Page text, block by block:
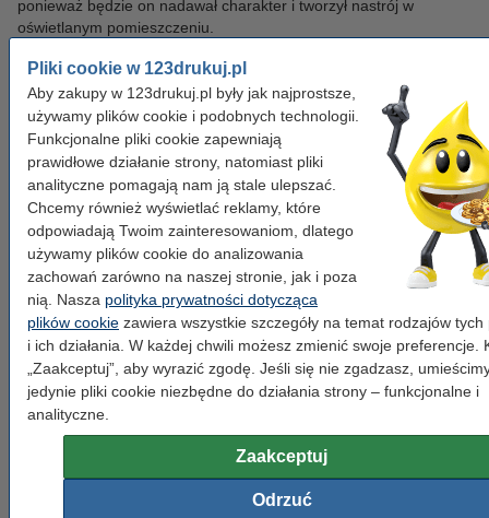
Pliki cookie w 123drukuj.pl
Aby zakupy w 123drukuj.pl były jak najprostsze,
używamy plików cookie i podobnych technologii.
Funkcjonalne pliki cookie zapewniają
prawidłowe działanie strony, natomiast pliki
analityczne pomagają nam ją stale ulepszać.
Chcemy również wyświetlać reklamy, które
odpowiadają Twoim zainteresowaniom, dlatego
używamy plików cookie do analizowania
zachowań zarówno na naszej stronie, jak i poza
nią. Nasza polityka prywatności dotycząca
plików cookie zawiera wszystkie szczegóły na temat rodzajów tych
i ich działania. W każdej chwili możesz zmienić swoje preferencje.
„Zaakceptuj”, aby wyrazić zgodę. Jeśli się nie zgadzasz,
jedynie pliki cookie niezbędne do działania strony – funkcjonalne i
analityczne.
Zaakceptuj
Odrzuć
ponieważ będzie on nadawał charakter i tworzył nastrój w
oświetlanym pomieszczeniu.
Jeśli chcemy osiągnąć wrażenie przytulnego, spokojnego miejsca
to warto sięgnąć po żarówki emitująceciepłą barwę światła
(2000-3000 K). W aranżacjach biurowych i miejscach gdzie liczy
się odpowiednie światło do pracy, warto postawić na
neutralne
(ok. 4000 K) lubchłodne(5000-7000 K) barwy. Nadają one
pomieszczeniom nowoczesnego, profesjonalnego charakteru.
Wybór odpowiedniej temperatury barwowej zależy w dużej mierze
od indywidualnych preferencji i pożądanego efektu.
Co to są lumeny?
Lumen to jednostka miary strumienia świetlnego, który z kolei
określa całkowitą moc emitowanego światła. W prostszych
słowach - im więcej lumenów tym więcej emitowanego światła
przez żarówkę. Nie oznacza to jednak automatycznie, że im
więcej tym lepiej.
Z racji, że diody LED wytwarzają niewielkie ilości ciepła i zużywają
mało energii, lumeny są bardziej miarodajnym parametrem niż
waty. Najczęściej jednak podaje się moc odpowiadającą